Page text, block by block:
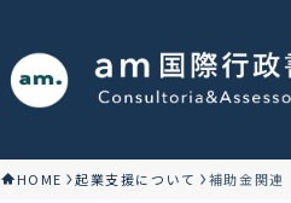
HOME 起業支援について 補助金関連